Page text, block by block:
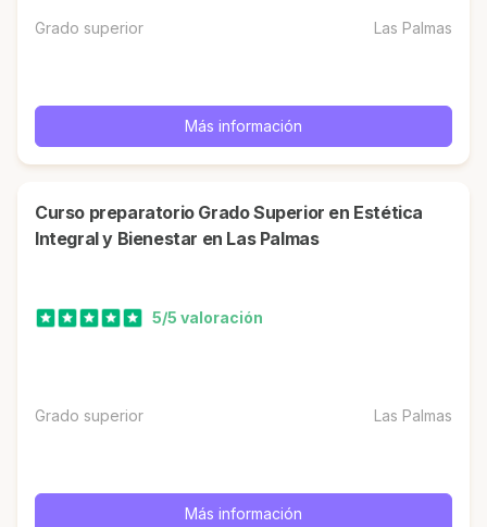
Grado superior Las Palmas
Más información
Curso preparatorio Grado Superior en Estética
Integral y Bienestar en Las Palmas
5/5 valoración
Grado superior Las Palmas
Más información